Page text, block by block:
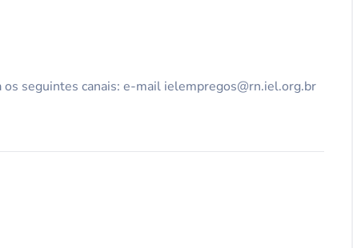
seguintes canais: e-mail ielempregos@rn.iel.org.br